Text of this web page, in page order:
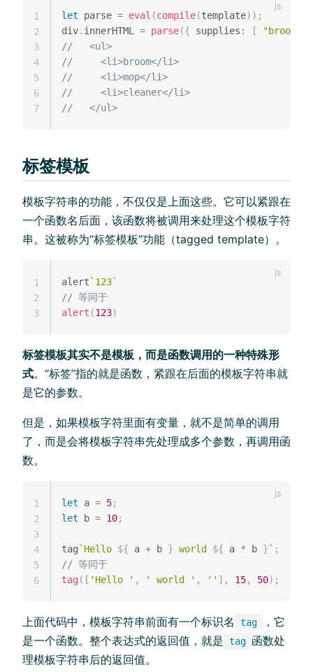
let parse = eval (compile(template) ) ;
div. innerHTML = parse({ supplies : [ "broom"
//   <ul>
//     <li>broom</li>
//     <li>mop</li>
//     <li>cleaner</li>
//   </ul>
1
2
3
4
5
6
7
标签模板
模板字符串的功能，不仅仅是上面这些。它可以紧跟在
一个函数名后面，该函数将被调用来处理这个模板字符
串。这被称为“标签模板”功能（tagged template）。
alert` 123`
// 等同于
alert (123)
1
2
3
标签模板其实不是模板，而是函数调用的一种特殊形
式。“标签”指的就是函数，紧跟在后面的模板字符串就
是它的参数。
但是，如果模板字符里面有变量，就不是简单的调用
了，而是会将模板字符串先处理成多个参数，再调用函
数。
let a = 5;
let b = 10;
tag` Hello ${ a + b } world ${ a * b }` ;
// 等同于
tag ( [ 'Hello ' , ' world ' , '' ] , 15, 50) ;
1
2
3
4
5
6
上面代码中，模板字符串前面有一个标识名 tag
，它
是一个函数。整个表达式的返回值，就是 tag 函数处
理模板字符串后的返回值。